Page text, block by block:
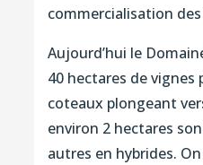
commercialisation des
Aujourd’hui le
40 hectares de vignes
coteaux plongeant
environ 2 hectares
autres en hybrides.